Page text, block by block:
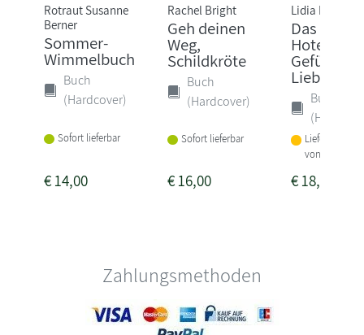
Rotraut Susanne
Berner
Sommer-
Wimmelbuch
Buch
(Hardcover)
Sofort lieferbar
€14,00
Rachel Bright
Geh deinen
Weg,
Schildkröte
Buch
(Hardcover)
Sofort lieferbar
€16,00
Lidia
Das Grand
Hotel der
Gefühle.
Liebe,
Buch
Lieferbar
von 3-4
€18,00
Zahlungsmethoden